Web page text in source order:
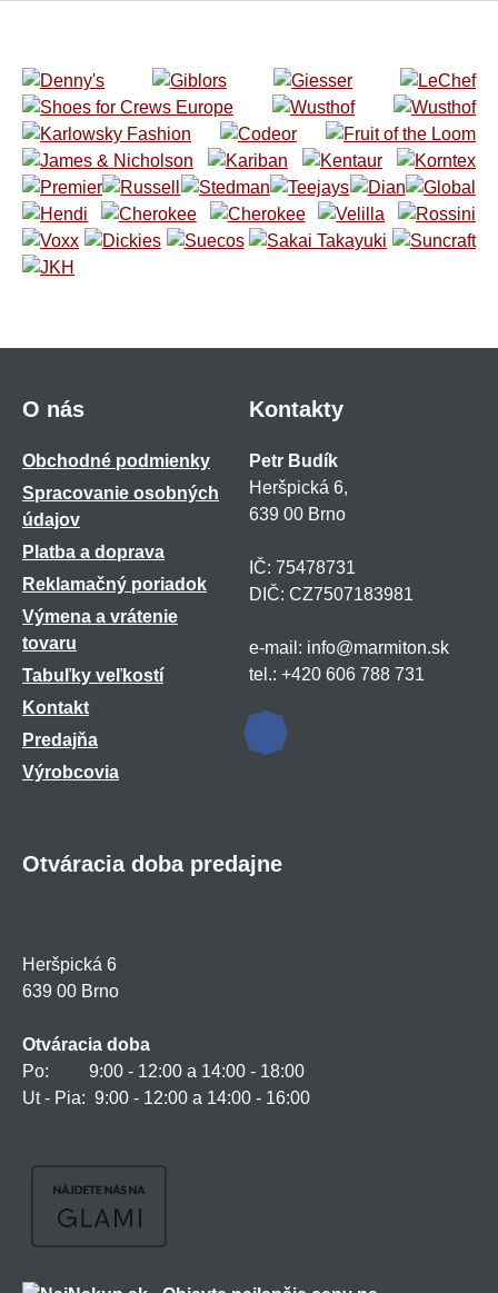
O nás
Obchodné podmienky
Spracovanie osobných
údajov
Platba a doprava
Reklamačný poriadok
Výmena a vrátenie
tovaru
Tabuľky veľkostí
Kontakt
Predajňa
Výrobcovia
Kontakty
Petr Budík
Heršpická 6,
639 00 Brno
IČ: 75478731
DIČ: CZ7507183981
e-mail: info@marmiton.sk
tel.: +420 606 788 731
Otváracia doba predajne
Heršpická 6
639 00 Brno
Otváracia doba
Po: 9:00 - 12:00 a 14:00 - 18:00
Ut - Pia: 9:00 - 12:00 a 14:00 - 16:00